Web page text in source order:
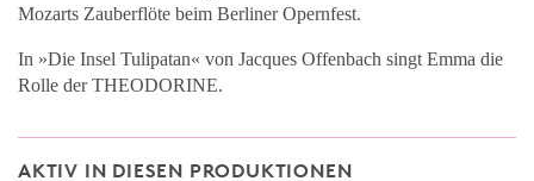
Mozarts Zauberflöte beim Berliner Opernfest.
In »Die Insel Tulipatan« von Jacques Offenbach singt Emma die
Rolle der THEODORINE.
AKTIV IN DIESEN PRODUKTIONEN